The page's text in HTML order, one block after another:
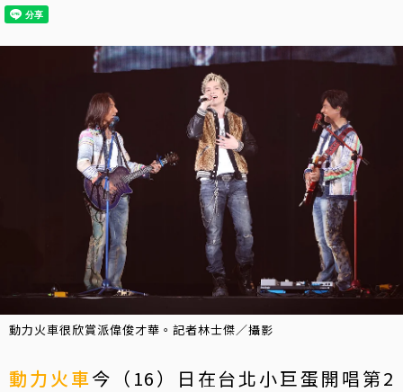
動力火車很欣賞派偉俊才華。記者林士傑／攝影
動力火車今（16）日在台北小巨蛋開唱第2